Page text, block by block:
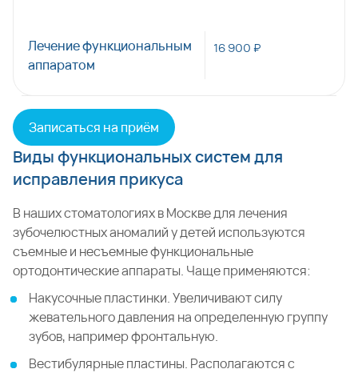
Лечение функциональным
аппаратом
16 900 ₽
Записаться на приём
Виды функциональных систем для
исправления прикуса
В наших стоматологиях в Москве для лечения
зубочелюстных аномалий у детей используются
съемные и несъемные функциональные
ортодонтические аппараты. Чаще применяются:
Накусочные пластинки. Увеличивают силу
жевательного давления на определенную группу
зубов, например фронтальную.
Вестибулярные пластины. Располагаются с